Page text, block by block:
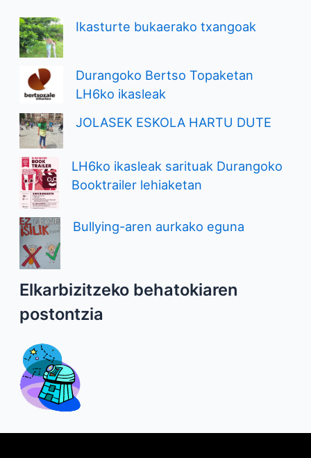
Ikasturte bukaerako txangoak
Durangoko Bertso Topaketan
LH6ko ikasleak
JOLASEK ESKOLA HARTU DUTE
LH6ko ikasleak sarituak Durangoko
Booktrailer lehiaketan
Bullying-aren aurkako eguna
Elkarbizitzeko behatokiaren
postontzia